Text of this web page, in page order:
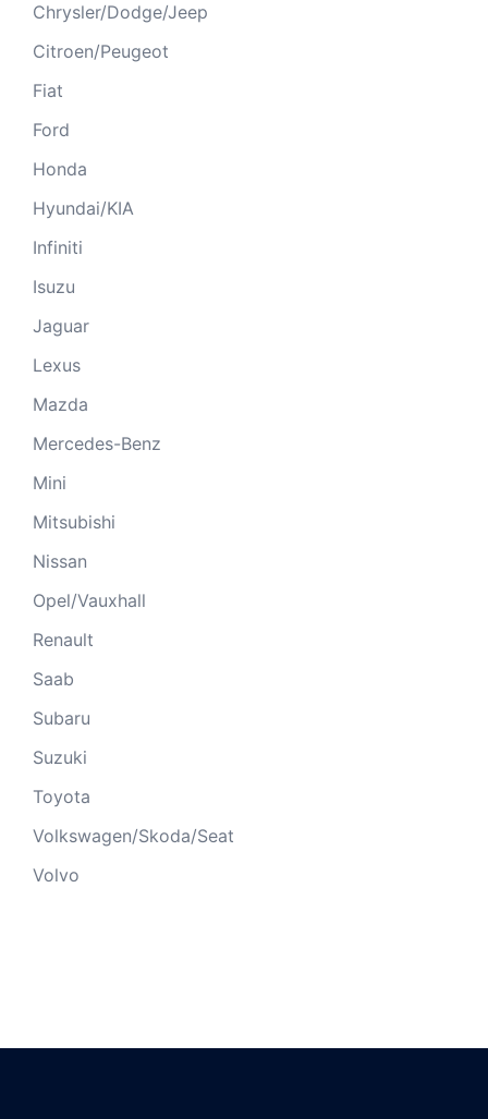
Chrysler/Dodge/Jeep
Citroen/Peugeot
Fiat
Ford
Honda
Hyundai/KIA
Infiniti
Isuzu
Jaguar
Lexus
Mazda
Mercedes-Benz
Mini
Mitsubishi
Nissan
Opel/Vauxhall
Renault
Saab
Subaru
Suzuki
Toyota
Volkswagen/Skoda/Seat
Volvo